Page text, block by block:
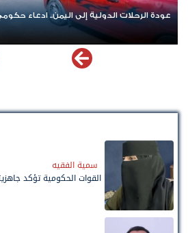
عودة الرحلات الدولية إلى اليمن.. ادعاء
سمية الفقيه
القوات الحكومية تؤكد